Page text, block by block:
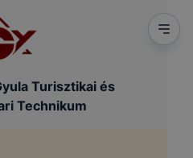
Turisztikai és
Technikum